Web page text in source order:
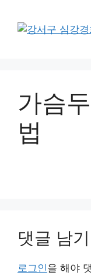
가슴
법
댓글 남
로그인을 해야